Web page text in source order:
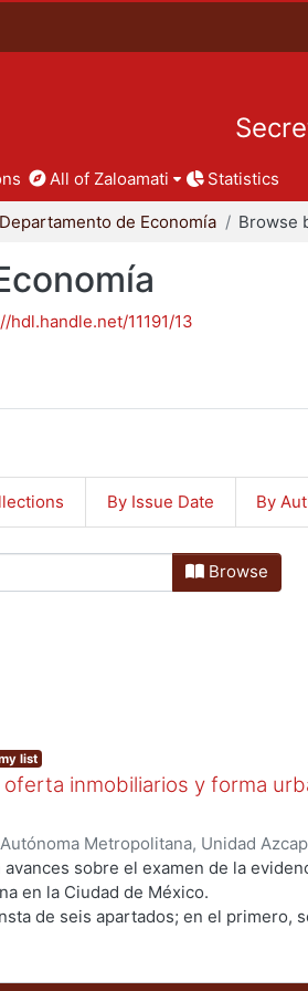
All of Zaloamati Statistics
Departamento de Economía Browse
hdl.handle.net/11191/13
By Issue Date By
Browse
list
inmobiliarios y forma
Metropolitana, Unidad
de Economía, 2013-12)Ejea
avances sobre el examen de la
en la Ciudad de México.
de seis apartados; en el primero,